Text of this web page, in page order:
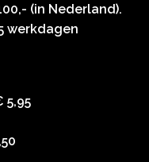
(in Nederland).
werkdagen
5,95